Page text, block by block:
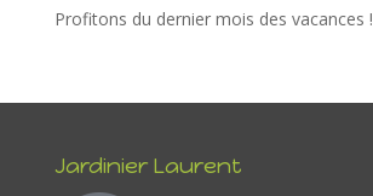
Profitons du dernier mois des vacances !
Jardinier Laurent